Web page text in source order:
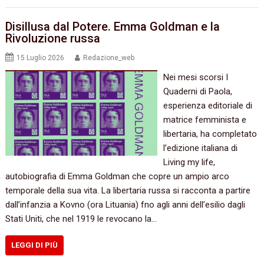
Disillusa dal Potere. Emma Goldman e la
Rivoluzione russa
15 Luglio 2026 Redazione_web
Nei mesi scorsi I
Quaderni di Paola,
esperienza editoriale di
matrice femminista e
libertaria, ha completato
l’edizione italiana di
Living my life,
autobiografia di Emma Goldman che copre un ampio arco
temporale della sua vita. La libertaria russa si racconta a partire
dall’infanzia a Kovno (ora Lituania) fno agli anni dell’esilio dagli
Stati Uniti, che nel 1919 le revocano la…
LEGGI DI PIÙ